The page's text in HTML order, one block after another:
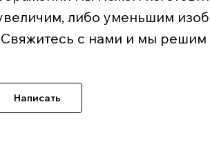
либо уменьшим
с нами и мы решим
Написать